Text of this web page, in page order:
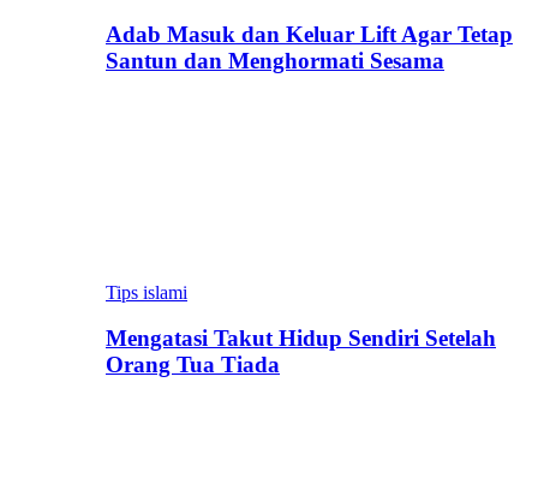
Adab Masuk dan Keluar Lift Agar Tetap
Santun dan Menghormati Sesama
Tips islami
Mengatasi Takut Hidup Sendiri Setelah
Orang Tua Tiada